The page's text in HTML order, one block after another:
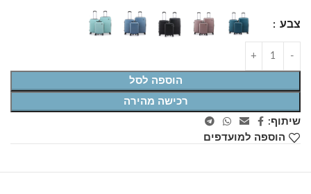
צבע
הוספה לסל
רכישה מהירה
שיתוף:
הוספה למועדפים